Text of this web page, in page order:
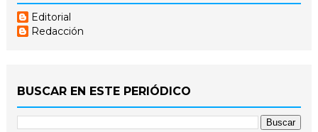
Editorial
Redacción
BUSCAR EN ESTE PERIÓDICO